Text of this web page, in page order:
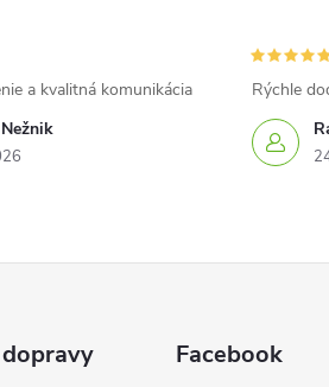
a kvalitná komunikácia
Rýchle
Facebook